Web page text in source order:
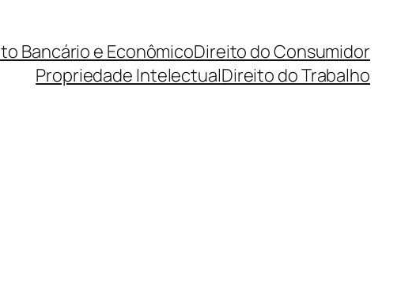
Bancário e EconômicoDireito do Consumidor
Propriedade IntelectualDireito do Trabalho